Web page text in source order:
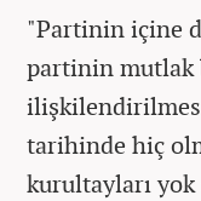
"Partinin içine
partinin mutlak
tarihinde hiç
kurultayları yok